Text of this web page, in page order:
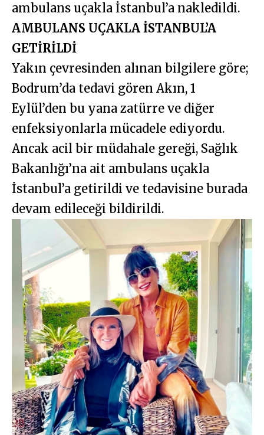
ambulans uçakla İstanbul’a nakledildi.
AMBULANS UÇAKLA İSTANBUL’A
GETİRİLDİ
Yakın çevresinden alınan bilgilere göre;
Bodrum’da tedavi gören Akın, 1
Eylül’den bu yana zatürre ve diğer
enfeksiyonlarla mücadele ediyordu.
Ancak acil bir müdahale gereği, Sağlık
Bakanlığı’na ait ambulans uçakla
İstanbul’a getirildi ve tedavisine burada
devam edileceği bildirildi.